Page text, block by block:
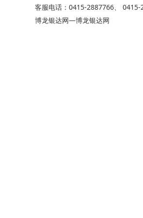
客服电话：0415-2887766、
博龙银达网—博龙银达网